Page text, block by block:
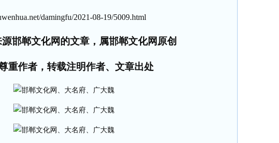
damingfu/2021-08-19/5009.html
源邯郸文化网的文章，属邯郸文化网原创
重作者，转载注明作者、文章出处